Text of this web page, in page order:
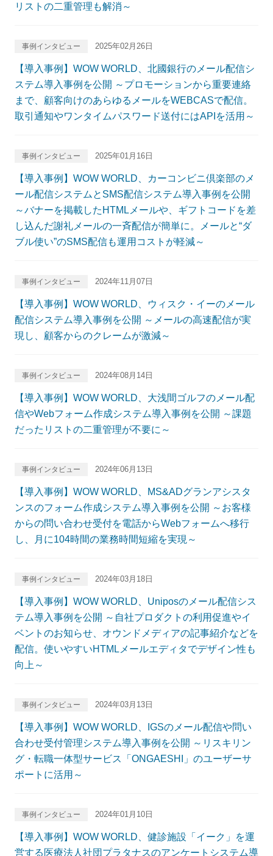
リストの二重管理も解消～
事例インタビュー 2025年02月26日
【導入事例】WOW WORLD、北國銀行のメール配信シ
ステム導入事例を公開 ～プロモーションから重要連絡
まで、顧客向けのあらゆるメールをWEBCASで配信。
取引通知やワンタイムパスワード送付にはAPIを活用～
事例インタビュー 2025年01月16日
【導入事例】WOW WORLD、カーコンビニ倶楽部のメ
ール配信システムとSMS配信システム導入事例を公開
～バナーを掲載したHTMLメールや、ギフトコードを差
し込んだ謝礼メールの一斉配信が簡単に。メールと“ダ
ブル使い”のSMS配信も運用コストが軽減～
事例インタビュー 2024年11月07日
【導入事例】WOW WORLD、ウィスク・イーのメール
配信システム導入事例を公開 ～メールの高速配信が実
現し、顧客からのクレームが激減～
事例インタビュー 2024年08月14日
【導入事例】WOW WORLD、大浅間ゴルフのメール配
信やWebフォーム作成システム導入事例を公開 ～課題
だったリストの二重管理が不要に～
事例インタビュー 2024年06月13日
【導入事例】WOW WORLD、MS&ADグランアシスタ
ンスのフォーム作成システム導入事例を公開 ～お客様
からの問い合わせ受付を電話からWebフォームへ移行
し、月に104時間の業務時間短縮を実現～
事例インタビュー 2024年03月18日
【導入事例】WOW WORLD、Uniposのメール配信シス
テム導入事例を公開 ～自社プロダクトの利用促進やイ
ベントのお知らせ、オウンドメディアの記事紹介などを
配信。使いやすいHTMLメールエディタでデザイン性も
向上～
事例インタビュー 2024年03月13日
【導入事例】WOW WORLD、IGSのメール配信や問い
合わせ受付管理システム導入事例を公開 ～リスキリン
グ・転職一体型サービス「ONGAESHI」のユーザーサ
ポートに活用～
事例インタビュー 2024年01月10日
【導入事例】WOW WORLD、健診施設「イーク」を運
営する医療法人社団プラタナスのアンケートシステム導